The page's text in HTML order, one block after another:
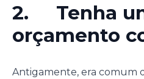
2. Tenha
orçamento
Antigamente, era comum